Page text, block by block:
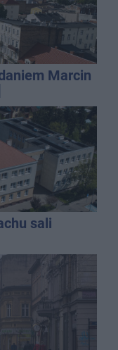
Marcin
sali